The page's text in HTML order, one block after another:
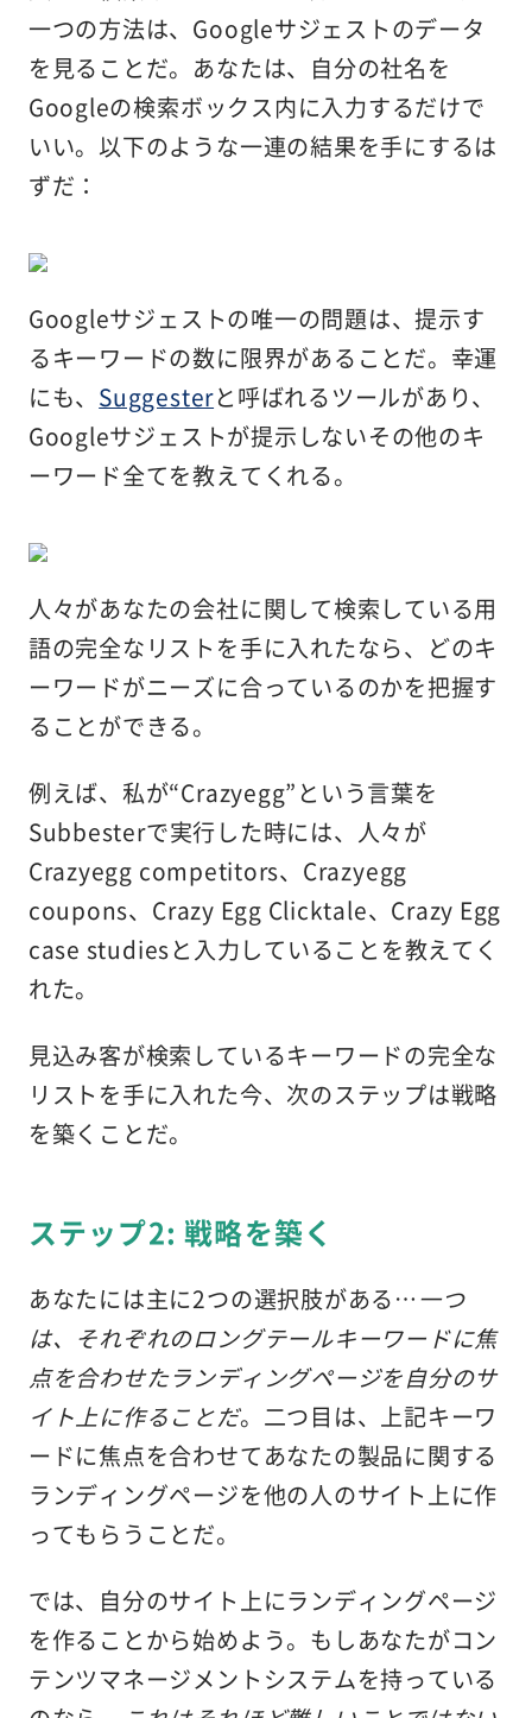
一つの方法は、Googleサジェストのデータ
を見ることだ。あなたは、自分の社名を
Googleの検索ボックス内に入力するだけで
いい。以下のような一連の結果を手にするは
ずだ：
Googleサジェストの唯一の問題は、提示す
るキーワードの数に限界があることだ。幸運
にも、 Suggesterと呼ばれるツールがあり、
Googleサジェストが提示しないその他のキ
ーワード全てを教えてくれる。
人々があなたの会社に関して検索している用
語の完全なリストを手に入れたなら、どのキ
ーワードがニーズに合っているのかを把握す
ることができる。
例えば、私が“Crazyegg”という言葉を
Subbesterで実行した時には、人々が
Crazyegg competitors、Crazyegg
coupons、Crazy Egg Clicktale、Crazy Egg
case studiesと入力していることを教えてく
れた。
見込み客が検索しているキーワードの完全な
リストを手に入れた今、次のステップは戦略
を築くことだ。
ステップ2: 戦略を築く
あなたには主に2つの選択肢がある…一つ
は、それぞれのロングテールキーワードに焦
点を合わせたランディングページを自分のサ
イト上に作ることだ。二つ目は、上記キーワ
ードに焦点を合わせてあなたの製品に関する
ランディングページを他の人のサイト上に作
ってもらうことだ。
では、自分のサイト上にランディングページ
を作ることから始めよう。もしあなたがコン
テンツマネージメントシステムを持っている